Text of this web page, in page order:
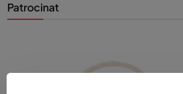
Patrocinat